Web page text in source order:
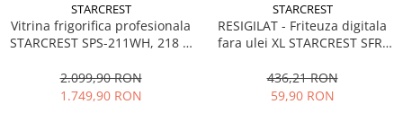
STARCREST
Vitrina frigorifica profesionala
STARCREST SPS-211WH, 218 L,
LED, H 141 cm, Negru
2.099,90 RON
1.749,90 RON
STARCREST
RESIGILAT - Friteuza digitala
fara ulei XL STARCREST SFR-
Termostat 80 - 200 °C, 8
programe predefinite, Negru
436,21 RON
59,90 RON